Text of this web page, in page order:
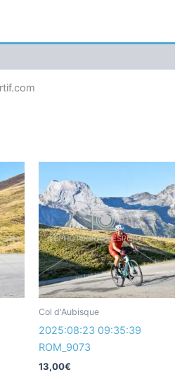
Col d'Aubisque
2025:08:23 09:35:39
ROM_9073
13,00€